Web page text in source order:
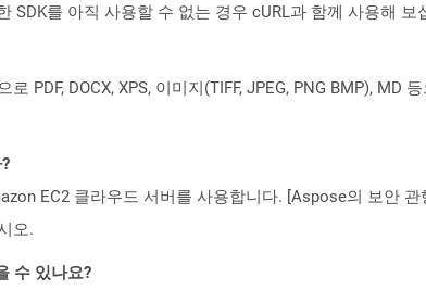
를 아직 사용할 수 없는 경우 cURL과 함께 사용해 보
PDF, DOCX, XPS, 이미지(TIFF, JPEG, PNG BMP), MD
EC2 클라우드 서버를 사용합니다. [Aspose의 보안 관
오.
수 있나요?